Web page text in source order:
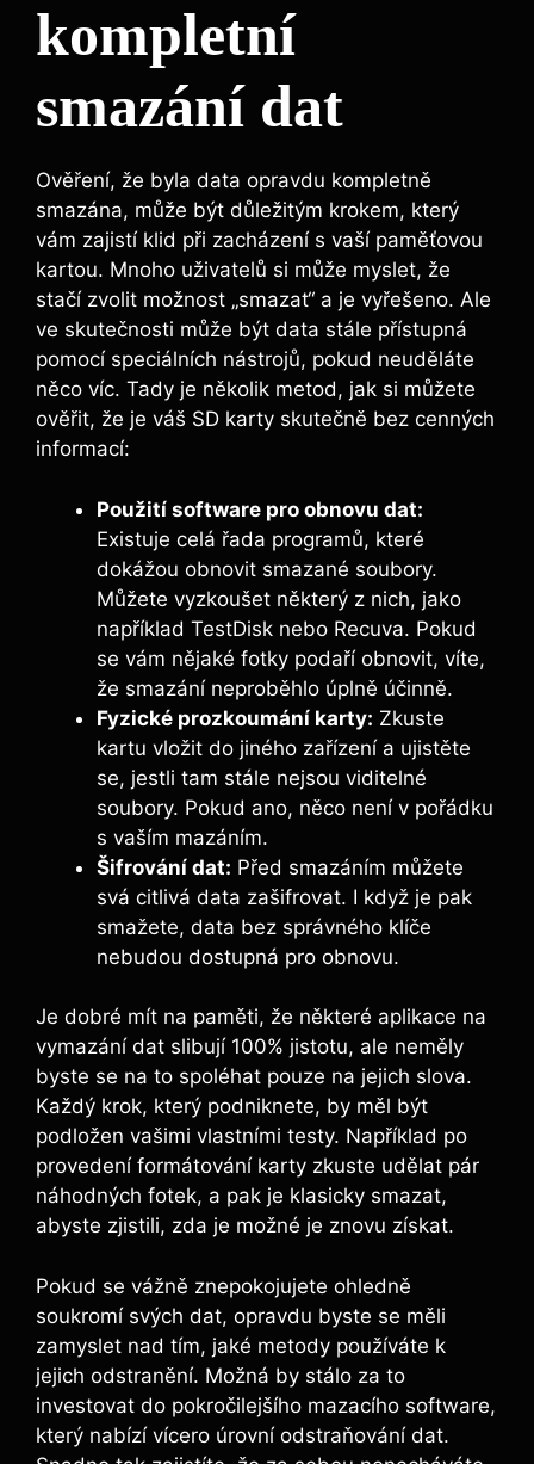
kompletní
smazání ‌dat
Ověření, že byla data opravdu kompletně⁣
smazána, může být důležitým krokem, který
vám zajistí klid při zacházení s vaší paměťovou
kartou. Mnoho uživatelů si ‍může myslet, že
stačí zvolit možnost „smazat“ a je vyřešeno. Ale
ve skutečnosti může ‌být data stále přístupná
pomocí speciálních nástrojů, ⁣pokud neuděláte
něco víc. ‌Tady je několik metod, jak si můžete ​
ověřit, že je váš ⁤SD karty skutečně bez​ cenných
informací:
Použití software ‍pro ⁤obnovu dat:
Existuje celá řada programů, ‌které
dokážou obnovit smazané soubory. ​
Můžete vyzkoušet některý z nich, jako
například TestDisk nebo Recuva. Pokud⁣
se vám nějaké fotky ⁣podaří ​obnovit, víte,
⁣že smazání neproběhlo ‍úplně účinně.
Fyzické prozkoumání ‍karty: Zkuste
kartu vložit do jiného zařízení ‍a​ ujistěte
⁤se, jestli tam stále nejsou viditelné
soubory. Pokud ano,​ něco není v pořádku
s vaším ​mazáním.
Šifrování dat: Před smazáním můžete
svá citlivá​ data zašifrovat. ‍I když je pak
smažete, data bez správného ⁢klíče
nebudou dostupná pro obnovu.
Je dobré mít na paměti, že⁢ některé aplikace na
vymazání dat ‍slibují 100% jistotu, ale ​neměly
byste se na ‍to spoléhat ⁣pouze na ⁣jejich slova.
Každý ‌krok, který podniknete, by měl ‌být ​
podložen vašimi vlastními testy. Například⁢ po
provedení formátování karty zkuste⁣ udělat pár
náhodných fotek, a pak je‍ klasicky smazat,
abyste zjistili, zda je možné je znovu⁤ získat.
Pokud se vážně znepokojujete ohledně
soukromí svých dat, opravdu byste se měli
zamyslet nad ⁣tím, jaké metody používáte k
jejich‌ odstranění.⁢ Možná by stálo ​za to
investovat ⁤do pokročilejšího mazacího software,
který nabízí​ vícero úrovní odstraňování dat.